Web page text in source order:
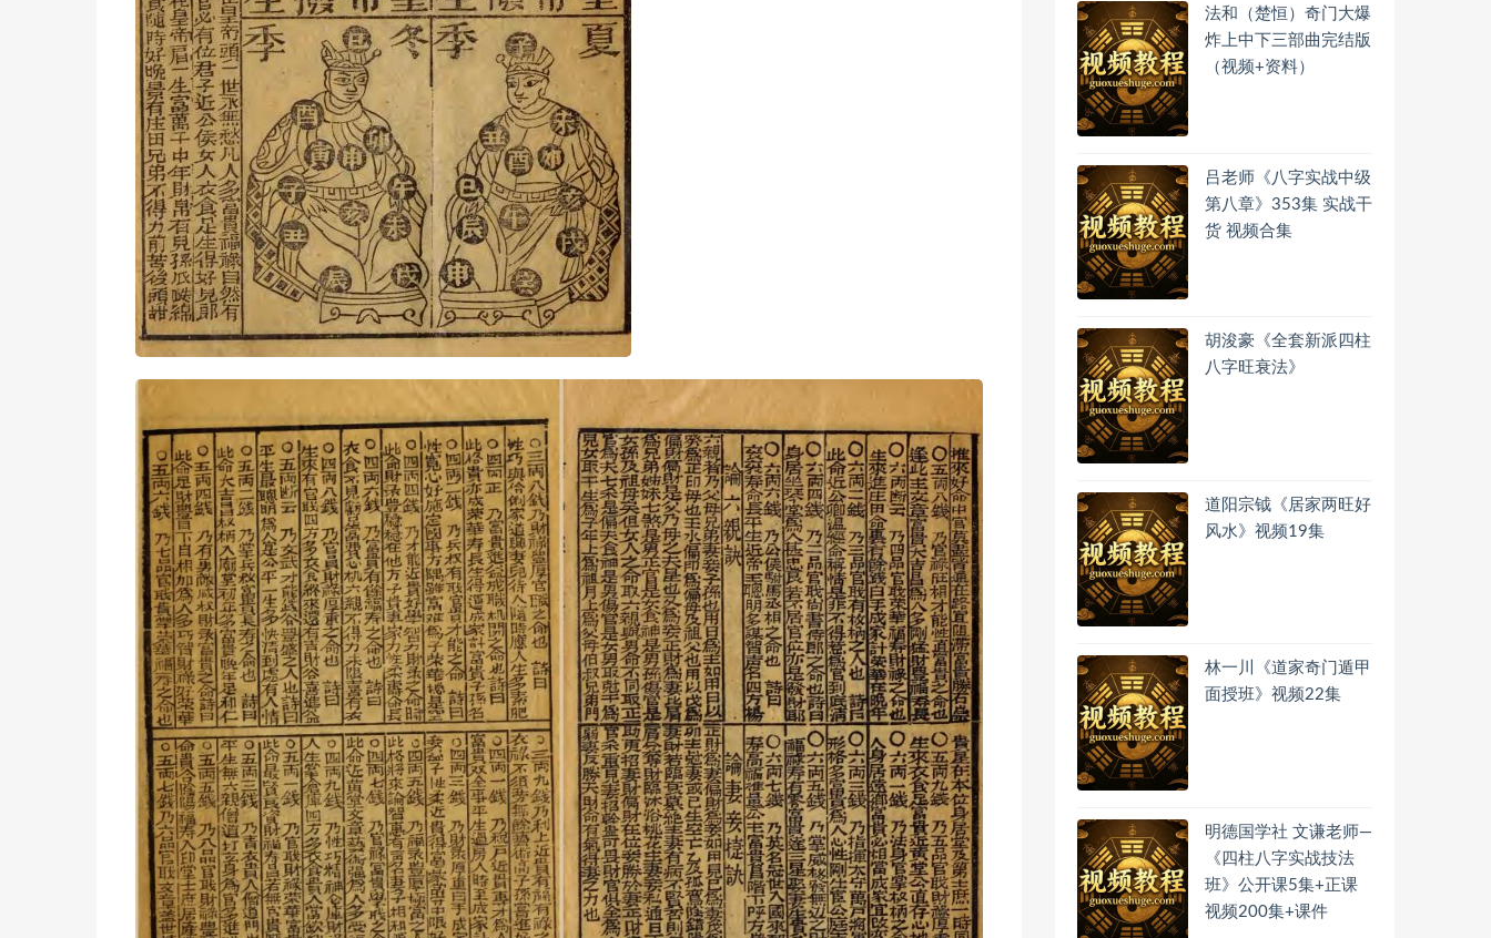
法和（楚恒）奇门大爆
炸上中下三部曲完结版
（视频+资料）
吕老师《八字实战中级
第八章》353集 实战干
货 视频合集
胡浚豪《全套新派四柱
八字旺衰法》
道阳宗钺《居家两旺好
风水》视频19集
林一川《道家奇门遁甲
面授班》视频22集
明德国学社 文谦老师—
《四柱八字实战技法
班》公开课5集+正课
视频200集+课件